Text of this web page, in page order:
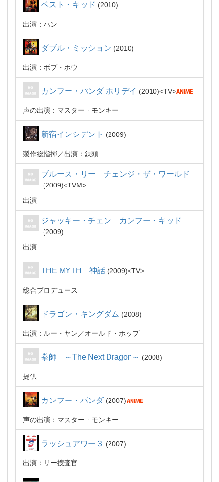
ベスト・キッド 2010
出演：ハン
ダブル・ミッション 2010
出演：ボブ・ホウ
カンフー・パンダ ホリデイ 2010 TV
声の出演：マスター・モンキー
新宿インシデント 2009
製作総指揮 出演：鉄頭
ブルース・リー チェンジ・ザ・ワールド
2009
TVM
出演
ジャッキー・チェン カンフー・キッド
2009
出演
THE MYTH 神話 2009 TV
総合プロデュース
ドラゴン・キングダム 2008
出演：ルー・ヤン／オールド・ホップ
拳師 ～The Next Dragon～ 2008
提供
カンフー・パンダ 2007
声の出演：マスター・モンキー
ラッシュアワー３ 2007
出演：リー捜査官